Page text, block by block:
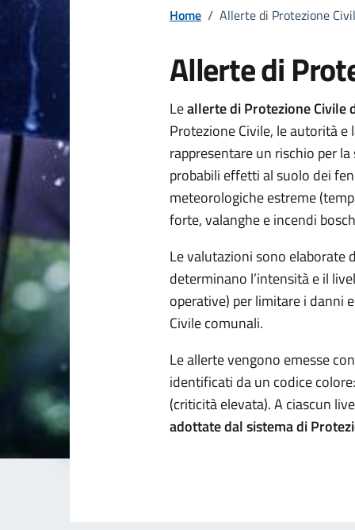
Home / Allerte di Protezione
Allerte di
Leallerte di Protezione Civile
Protezione Civile, le autorità
rappresentare un rischio per
probabili effetti al suolo dei
meteorologiche estreme
forte, valanghe e incendi
Le valutazioni sono elaborate
determinano l’intensità e il
operative) per limitare i danni
Civile comunali.
Le allerte vengono emesse
identificati da un codice
(criticità elevata). A ciascun
adottate dal sistema di